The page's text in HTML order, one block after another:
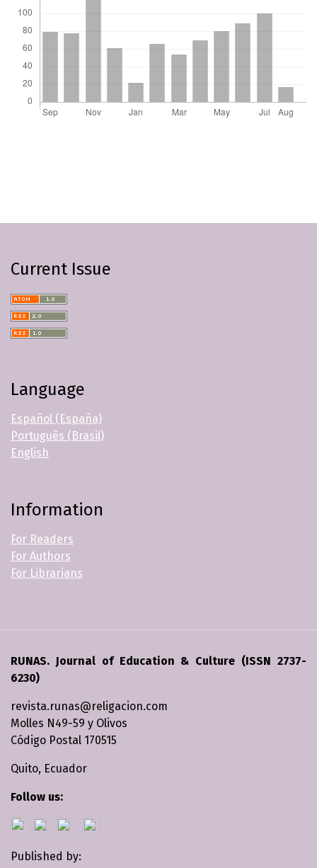
Current Issue
Language
Español (España)
Português (Brasil)
English
Information
For Readers
For Authors
For Librarians
RUNAS. Journal of Education & Culture (ISSN 2737-
6230)
revista.runas@religacion.com
Molles N49-59 y Olivos
Código Postal 170515
Quito, Ecuador
Follow us:
Published by: